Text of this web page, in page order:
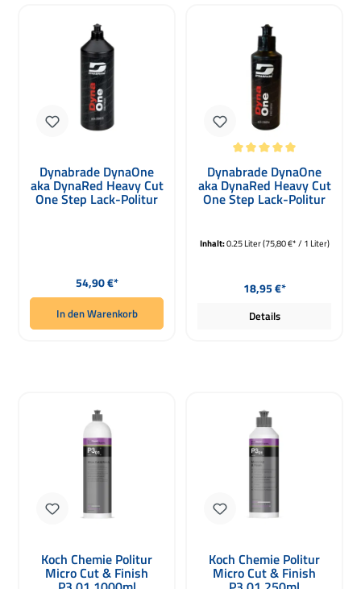
Dynabrade DynaOne
aka DynaRed Heavy Cut
One Step Lack-Politur
1000ml
Regulärer Preis:
54,90 €*
In den Warenkorb
Durchschnittliche Bewertung von 5
Dynabrade DynaOne
aka DynaRed Heavy Cut
One Step Lack-Politur
250ml
Inhalt:0.25 Liter(75,80 €* / 1 Liter)
Regulärer Preis:
18,95 €*
Details
Koch Chemie Politur
Micro Cut & Finish
Koch Chemie Politur
Micro Cut & Finish